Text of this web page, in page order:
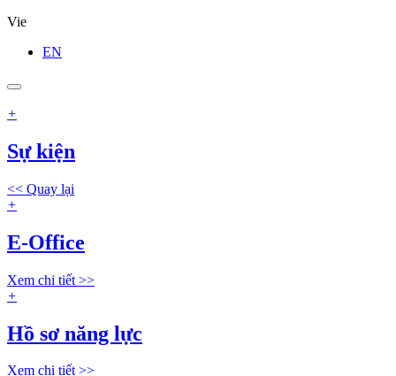
Vie
EN
+
Sự kiện
<< Quay lại
+
E-Office
Xem chi tiết >>
+
Hồ sơ năng lực
Xem chi tiết >>